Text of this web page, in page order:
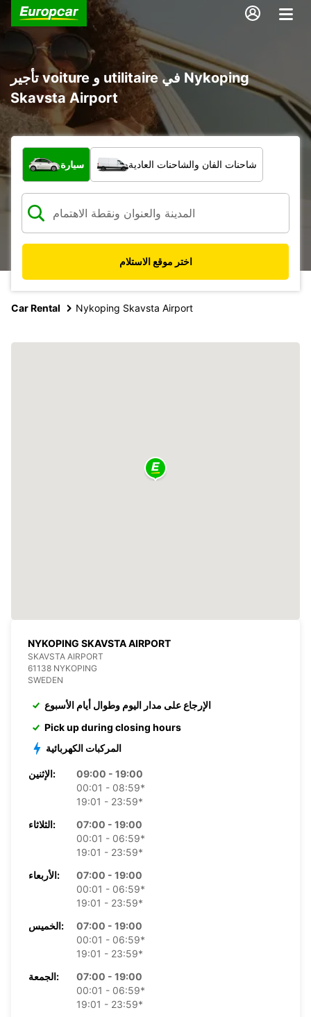
تأجير voiture و utilitaire في Nykoping
Skavsta Airport
ما نوع المركبة؟
سيارة شاحنات الفان والشاحنات العادية
اختر موقع الاستلام
Car Rental Nykoping Skavsta Airport
NYKOPING SKAVSTA AIRPORT
SKAVSTA AIRPORT
61138 NYKOPING
SWEDEN
الإرجاع على مدار اليوم وطوال أيام الأسبوع
Pick up during closing hours
المركبات الكهربائية
الإثنين:
09:00 - 19:00
00:01 - 08:59*
19:01 - 23:59*
الثلاثاء:
07:00 - 19:00
00:01 - 06:59*
19:01 - 23:59*
الأربعاء:
07:00 - 19:00
00:01 - 06:59*
19:01 - 23:59*
الخميس:
07:00 - 19:00
00:01 - 06:59*
19:01 - 23:59*
الجمعة:
07:00 - 19:00
00:01 - 06:59*
19:01 - 23:59*